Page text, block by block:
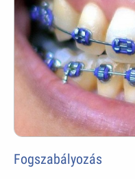
Fogszabályozás